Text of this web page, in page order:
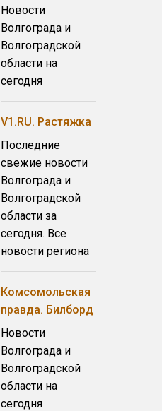
Новости
Волгограда и
Волгоградской
области на
сегодня
V1.RU. Растяжка
Последние
свежие новости
Волгограда и
Волгоградской
области за
сегодня. Все
новости региона
Комсомольская
правда. Билборд
Новости
Волгограда и
Волгоградской
области на
сегодня